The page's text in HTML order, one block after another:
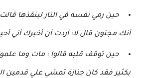
حين رمي نفسه في النار لينقذها قالت
أنك مجنون قال لا: أردت أن أخبرك أني
حين توقف قلبه قالوا : مات وما
بكثير فقد كان جنازة تمشي علي قدمين